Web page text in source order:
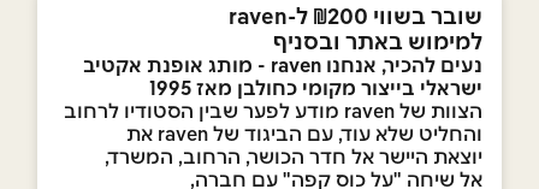
שובר בשווי ₪200 ל-raven
למימוש באתר ובסניף
נעים להכיר, אנחנו raven - מותג אופנת אקטיב
ישראלי בייצור מקומי כחולבן מאז 1995
הצוות של raven מודע לפער שבין הסטודיו לרחוב
והחליט שלא עוד, עם הביגוד של raven את
יוצאת היישר אל חדר הכושר, הרחוב, המשרד,
אל שיחה "על כוס קפה" עם חברה,